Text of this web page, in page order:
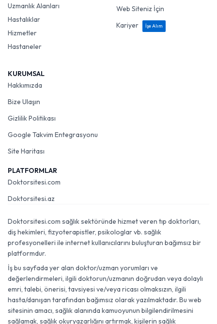
Uzmanlık Alanları
Hastalıklar
Hizmetler
Hastaneler
Web Siteniz İçin
Kariyer
İşe Alım
KURUMSAL
Hakkımızda
Bize Ulaşın
Gizlilik Politikası
Google Takvim Entegrasyonu
Site Haritası
PLATFORMLAR
Doktorsitesi.com
Doktorsitesi.az
Doktorsitesi.com sağlık sektöründe hizmet veren tıp doktorları,
diş hekimleri, fizyoterapistler, psikologlar vb. sağlık
profesyonelleri ile internet kullanıcılarını buluşturan bağımsız bir
platformdur.
İş bu sayfada yer alan doktor/uzman yorumları ve
değerlendirmeleri, ilgili doktorun/uzmanın doğrudan veya dolaylı
emri, talebi, önerisi, tavsiyesi ve/veya ricası olmaksızın, ilgili
hasta/danışan tarafından bağımsız olarak yazılmaktadır. Bu web
sitesinin amacı, sağlık alanında kamuoyunun bilgilendirilmesini
sağlamak, sağlık okuryazarlığını artırmak, kişilerin sağlık